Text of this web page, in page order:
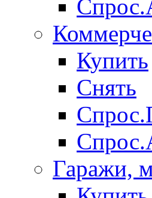
Купить
Снять
Гаражи,